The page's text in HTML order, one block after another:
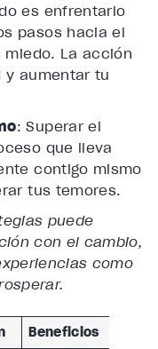
es enfrentarlo
pasos hacia el
La acción
y aumentar tu
: Superar el
que lleva
contigo mismo
tus temores.
puede
con el cambio,
como
Beneficios